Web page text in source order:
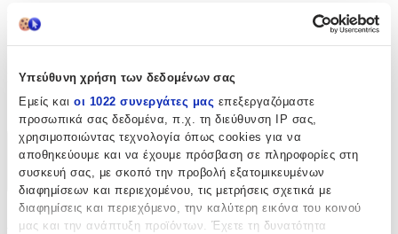
Υπεύθυνη χρήση των δεδομένων σας
Εμείς και οι 1022 συνεργάτες μας επεξεργαζόμαστε
προσωπικά σας δεδομένα, π.χ. τη διεύθυνση IP σας,
χρησιμοποιώντας τεχνολογία όπως cookies για να
αποθηκεύουμε και να έχουμε πρόσβαση σε πληροφορίες στη
συσκευή σας, με σκοπό την προβολή εξατομικευμένων
διαφημίσεων και περιεχομένου, τις μετρήσεις σχετικά με
διαφημίσεις και περιεχόμενο, την καλύτερη εικόνα του κοινού
μας και την ανάπτυξη προϊόντων. Έχετε τη δυνατότητα
Κατασκευαστής
Marbet
Είδος:
Μπαλώματα
Χαρακτηριστικά
+
Χαρακτηριστικά